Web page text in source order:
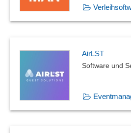
AirLST
Software und